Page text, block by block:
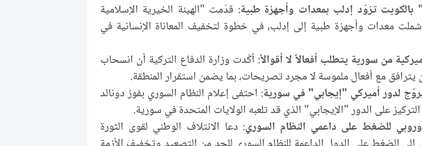
بالكويت تزوّد إدلب بمعدات وأجهزة طبية: قدّمت "الهيئة الخيرية الإسلامية
معدات وأجهزة طبية إلى إدلب، في خطوة لتخفيف المعاناة الإنسانية في
من سورية يتطلب أفعالاً لا أقوالاً: أكّدت وزارة الدفاع التركية أن انسحاب
مع أفعال ملموسة لا مجرد تصريحات، بما يضمن استقرار المنطقة.
لدور أميركي "إيجابي" في سورية: احتفى إعلام النظام السوري بفوز دونالد
على الدور "الإيجابي" الذي قد تلعبه الولايات المتحدة في سورية.
للضغط على داعمي النظام السوري: دعا الائتلاف الوطني لقوى الثورة